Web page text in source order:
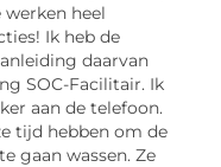
werken heel
Ik heb de
daarvan
SOC-Facilitair. Ik
aan de telefoon.
tijd hebben om de
gaan wassen. Ze